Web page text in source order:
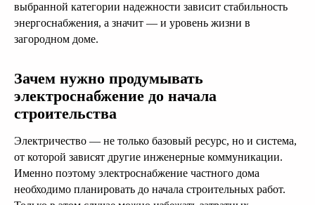
выбранной категории надежности зависит стабильность
энергоснабжения, а значит — и уровень жизни в
загородном доме.
Зачем нужно продумывать
электроснабжение до начала
строительства
Электричество — не только базовый ресурс, но и система,
от которой зависят другие инженерные коммуникации.
Именно поэтому электроснабжение частного дома
необходимо планировать до начала строительных работ.